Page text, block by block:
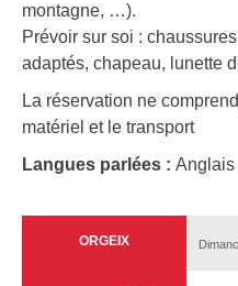
montagne, …).
Prévoir sur soi :
adaptés, chapeau, lunette
La réservation ne
matériel et le transport
Langues parlées : Anglais